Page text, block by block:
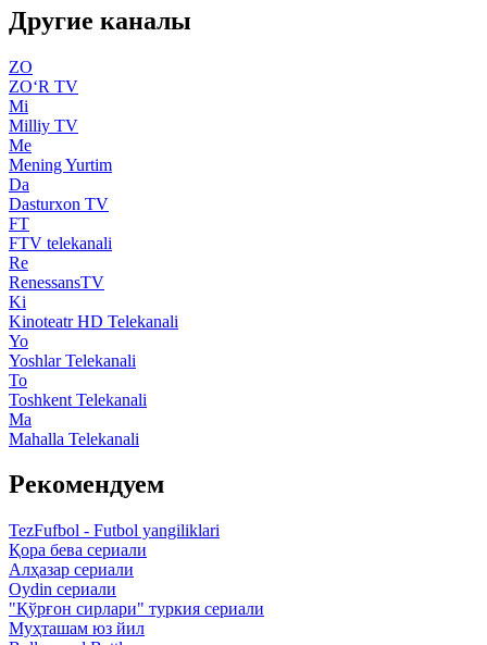
Другие каналы
ZO
ZO‘R TV
Mi
Milliy TV
Me
Mening Yurtim
Da
Dasturxon TV
FT
FTV telekanali
Re
RenessansTV
Ki
Kinoteatr HD Telekanali
Yo
Yoshlar Telekanali
To
Toshkent Telekanali
Ma
Mahalla Telekanali
Рекомендуем
TezFufbol - Futbol yangiliklari
Қора бева сериали
Алҳазар сериали
Oydin сериали
"Қўрғон сирлари" туркия сериали
Муҳташам юз йил